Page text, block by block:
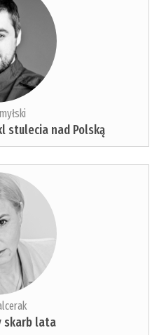
stulecia nad Polską
skarb lata